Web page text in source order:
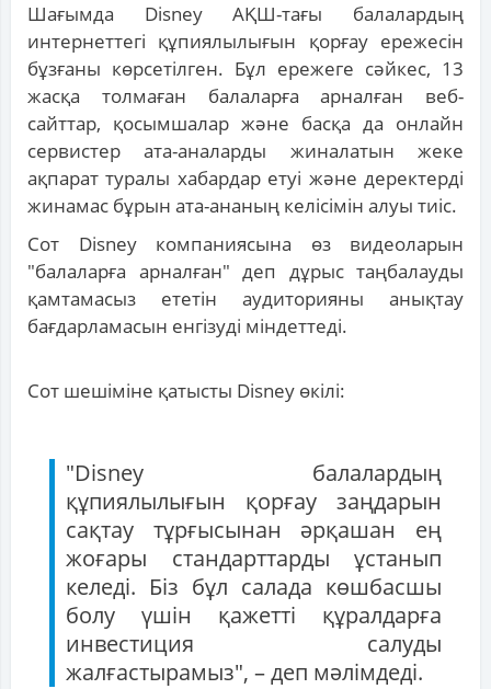
Шағымда Disney АҚШ-тағы балалардың
интернеттегі құпиялылығын қорғау ережесін
бұзғаны көрсетілген. Бұл ережеге сәйкес, 13
жасқа толмаған балаларға арналған веб-
сайттар, қосымшалар және басқа да онлайн
сервистер ата-аналарды жиналатын жеке
ақпарат туралы хабардар етуі және деректерді
жинамас бұрын ата-ананың келісімін алуы тиіс.
Сот Disney компаниясына өз видеоларын
"балаларға арналған" деп дұрыс таңбалауды
қамтамасыз ететін аудиторияны анықтау
бағдарламасын енгізуді міндеттеді.
Сот шешіміне қатысты Disney өкілі:
"Disney балалардың
құпиялылығын қорғау заңдарын
сақтау тұрғысынан әрқашан ең
жоғары стандарттарды ұстанып
келеді. Біз бұл салада көшбасшы
болу үшін қажетті құралдарға
инвестиция салуды
жалғастырамыз", – деп мәлімдеді.